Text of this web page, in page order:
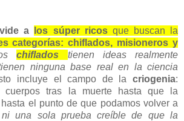
a los súper ricos que buscan la
categorías: chiflados, misioneros y
chiflados
tienen ideas realmente
ninguna base real en la ciencia
incluye el campo de la criogenia:
cuerpos tras la muerte hasta que la
el punto de que podamos volver a
una sola prueba creíble de que la